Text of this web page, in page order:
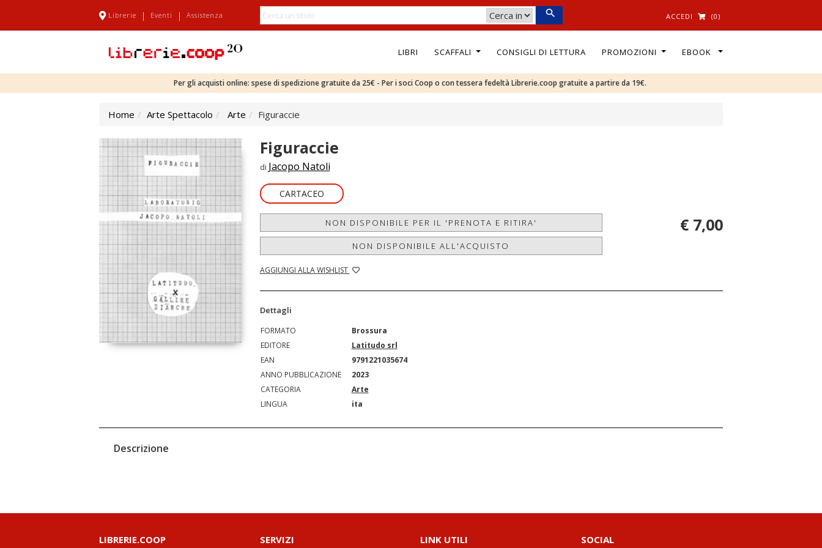
Librerie | Eventi | Assistenza ACCEDI (0)
LIBRI SCAFFALI CONSIGLI DI LETTURA PROMOZIONI EBOOK
Per gli acquisti online: spese di spedizione gratuite da 25€ - Per i soci Coop o con tessera fedeltà Librerie.coop gratuite a partire da 19€.
Home Arte Spettacolo Arte Figuraccie
Figuraccie
di Jacopo Natoli
CARTACEO
NON DISPONIBILE PER IL 'PRENOTA E RITIRA'
NON DISPONIBILE ALL'ACQUISTO
AGGIUNGI ALLA WISHLIST
€ 7,00
Dettagli
FORMATO
Brossura
EDITORE
Latitudo srl
EAN
9791221035674
ANNO PUBBLICAZIONE
2023
CATEGORIA
Arte
LINGUA
ita
Descrizione
LIBRERIE.COOP SERVIZI LINK UTILI SOCIAL